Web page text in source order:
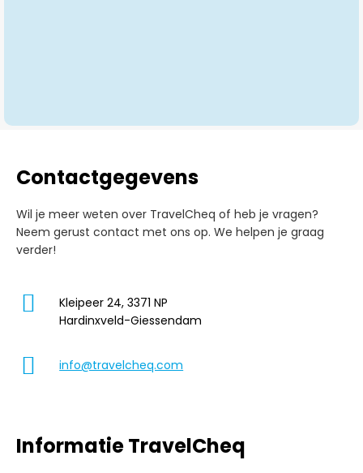
Contactgegevens
Wil je meer weten over TravelCheq of heb je vragen?
Neem gerust contact met ons op. We helpen je graag
verder!
Kleipeer 24, 3371 NP
Hardinxveld-Giessendam
info@travelcheq.com
Informatie TravelCheq